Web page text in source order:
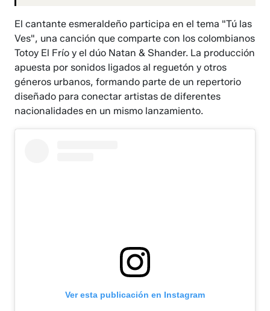
El cantante esmeraldeño participa en el tema "Tú las
Ves", una canción que comparte con los colombianos
Totoy El Frío y el dúo Natan & Shander. La producción
apuesta por sonidos ligados al reguetón y otros
géneros urbanos, formando parte de un repertorio
diseñado para conectar artistas de diferentes
nacionalidades en un mismo lanzamiento.
Ver esta publicación en Instagram